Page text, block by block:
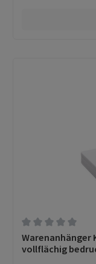
Durchschnittliche
Warenanhänger
vollflächig